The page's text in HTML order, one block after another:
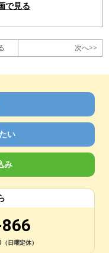
で見る
次へ>>
い
み
日曜定休）